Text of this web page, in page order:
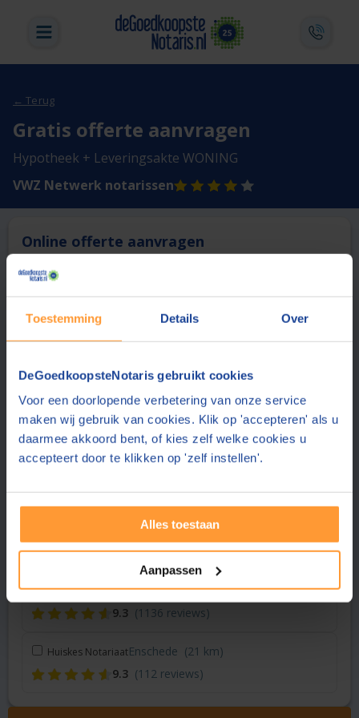
Toestemming Details Over
DeGoedkoopsteNotaris gebruikt cookies
Voor een doorlopende verbetering van onze service
maken wij gebruik van cookies. Klik op 'accepteren' als u
daarmee akkoord bent, of kies zelf welke cookies u
accepteert door te klikken op 'zelf instellen'.
Alles toestaan
Aanpassen
← Terug
Gratis offerte aanvragen
Hypotheek + Leveringsakte WONING
VWZ Netwerk notarissen
Online offerte aanvragen
Deze notaris biedt momenteel niet de mogelijkheid online
1 Vergelijk en bespaar
Vraag een offerte aan bij een andere notaris in de buurt
Noaber notarissenVriezenveen (5 km)
9.1
(43 reviews)
Hof Notarissen Vriezenveen
9.3 (1136 reviews)
Notariskantoor ScherfkeBorne (9 km)
9.0 (41 reviews)
Hof NotarissenGoor (15 km)
9.3 (1136 reviews)
Huiskes NotariaatEnschede (21 km)
9.3 (112 reviews)